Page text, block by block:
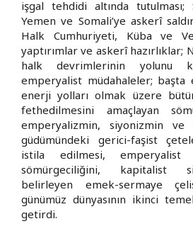
işgal tehdidi altında tutulması;
Yemen ve Somali’ye askerî
Halk Cumhuriyeti, Küba ve
yaptırımlar ve askerî hazırlıklar;
halk devrimlerinin yolunu
emperyalist müdahaleler; başta
enerji yolları olmak üzere
fethedilmesini amaçlayan
emperyalizmin, siyonizmin
güdümündeki gerici-faşist
istila edilmesi,
sömürgeciliğini, kapitalist
belirleyen emek-sermaye
günümüz dünyasının ikinci
getirdi.